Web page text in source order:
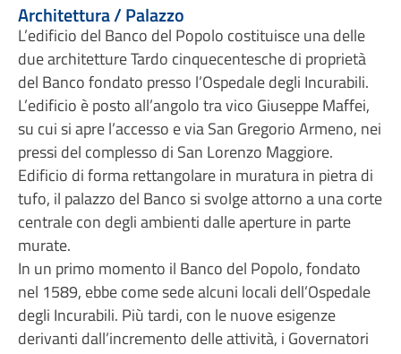
Architettura / Palazzo
L’edificio del Banco del Popolo costituisce una delle
due architetture Tardo cinquecentesche di proprietà
del Banco fondato presso l’Ospedale degli Incurabili.
L’edificio è posto all’angolo tra vico Giuseppe Maffei,
su cui si apre l’accesso e via San Gregorio Armeno, nei
pressi del complesso di San Lorenzo Maggiore.
Edificio di forma rettangolare in muratura in pietra di
tufo, il palazzo del Banco si svolge attorno a una corte
centrale con degli ambienti dalle aperture in parte
murate.
In un primo momento il Banco del Popolo, fondato
nel 1589, ebbe come sede alcuni locali dell’Ospedale
degli Incurabili. Più tardi, con le nuove esigenze
derivanti dall’incremento delle attività, i Governatori